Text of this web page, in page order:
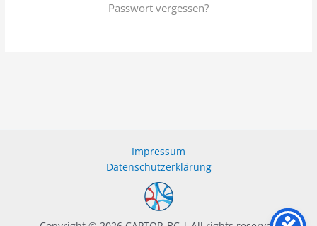
Passwort vergessen?
Impressum
Datenschutzerklärung